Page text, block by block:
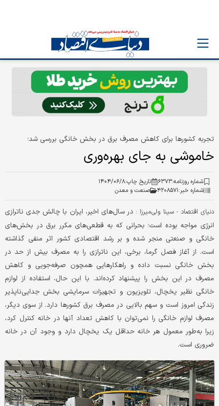
تجربه کشورها برای کاهش مصرف برق در بخش خانگی بررسی شد؛
خاموشی به جای بهره‌وری
شماره روزنامه:۶۳۷۳ تاریخ چاپ:۱۴۰۴/۰۶/۸
شماره خبر:۴۲۰۸۵۷۱ صنعت و معدن
دنیای اقتصاد - سینا ولی‌میرزا : در سال‌های اخیر، ایران با چالش جدی ناترازی
انرژی مواجه بوده است؛ بحرانی که به قطعی‌های مکرر برق در بخش‌های
خانگی و صنعتی منجر شده و بر رشد اقتصادی کشور اثر منفی گذاشته
‌است. از آغاز فصل گرما، برخی، این ناترازی را به مصرف بیش از حد در
بخش خانگی نسبت داده و راهکارهایی همچون صرفه‌جویی و کاهش
مصرف در این بخش را پیشنهاد کرده‌اند. با این حال، استفاده از لوازم
خانگی نظیر یخچال، تلویزیون و تجهیزات سرمایشی بخش جدایی‌ناپذیر
زندگی امروز است و سهم بالایی در مصرف برق کشورها دارد. از سوی دیگر،
مصرف لوازم خانگی را نمی‌توان با کاهش تعداد آنها در خانه کنترل کرد،
زیرا به‌طور معمول هر خانه حداقل یک یخچال دارد و وجود آن در خانه
ضروری است.